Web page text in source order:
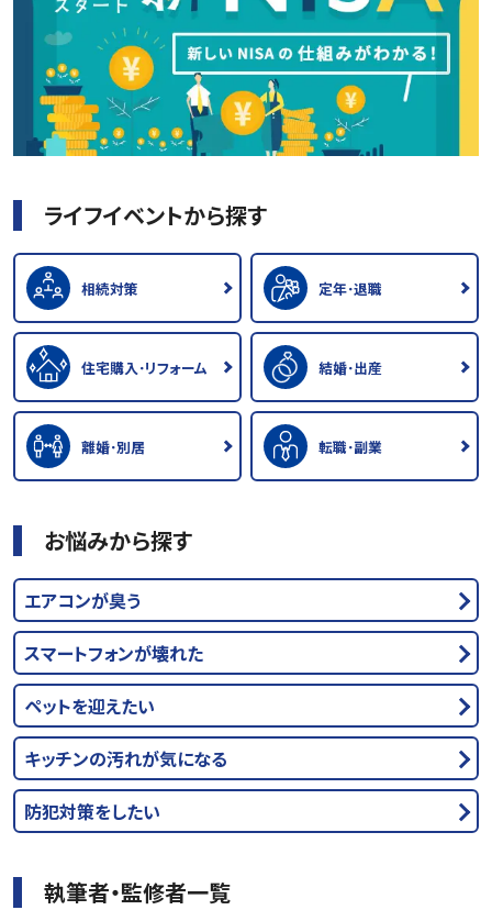
ライフイベントから探す
相続対策 定年･退職
住宅購入･リフォーム 結婚･出産
離婚･別居 転職･副業
お悩みから探す
エアコンが臭う
スマートフォンが壊れた
ペットを迎えたい
キッチンの汚れが気になる
防犯対策をしたい
執筆者・監修者一覧